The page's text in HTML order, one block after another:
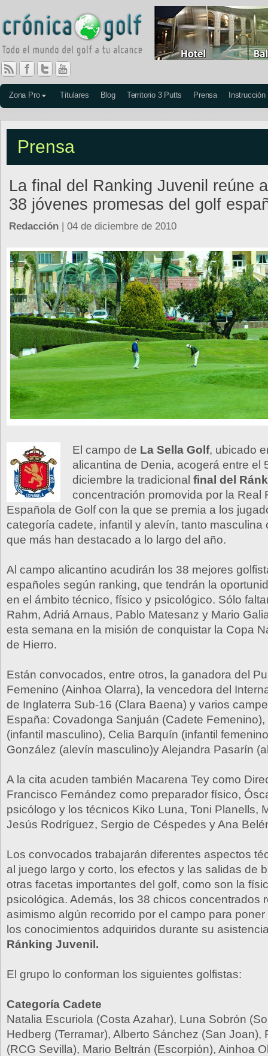
Zona Pro Titulares Blog Territorio 3 Putts Prensa Instrucción
Prensa
La final del Ranking Juvenil reúne a
38 jóvenes promesas del golf
Redacción | 04 de diciembre de 2010
El campo de La Sella Golf, ubicado
alicantina de Denia, acogerá entre el
diciembre la tradicional final del
concentración promovida por la Real
Española de Golf con la que se premia a los
categoría cadete, infantil y alevín, tanto masculina
que más han destacado a lo largo del año.
Al campo alicantino acudirán los 38 mejores
españoles según ranking, que tendrán la
en el ámbito técnico, físico y psicológico. Sólo
Rahm, Adriá Arnaus, Pablo Matesanz y Mario
esta semana en la misión de conquistar la Copa
de Hierro.
Están convocados, entre otros, la ganadora del
Femenino (Ainhoa Olarra), la vencedora del
de Inglaterra Sub-16 (Clara Baena) y varios
España: Covadonga Sanjuán (Cadete
(infantil masculino), Celia Barquín (infantil
González (alevín masculino)y Alejandra Pasarín
A la cita acuden también Macarena Tey como
Francisco Fernández como preparador físico,
psicólogo y los técnicos Kiko Luna, Toni Planells,
Jesús Rodríguez, Sergio de Céspedes y Ana
Los convocados trabajarán diferentes aspectos
al juego largo y corto, los efectos y las salidas de
otras facetas importantes del golf, como son la
psicológica. Además, los 38 chicos concentrados
asimismo algún recorrido por el campo para
los conocimientos adquiridos durante su
Ránking Juvenil.
El grupo lo conforman los siguientes golfistas:
Categoría Cadete
Natalia Escuriola (Costa Azahar), Luna Sobrón
Hedberg (Terramar), Alberto Sánchez (San Joan),
(RCG Sevilla), Mario Beltrán (Escorpión), Ainhoa